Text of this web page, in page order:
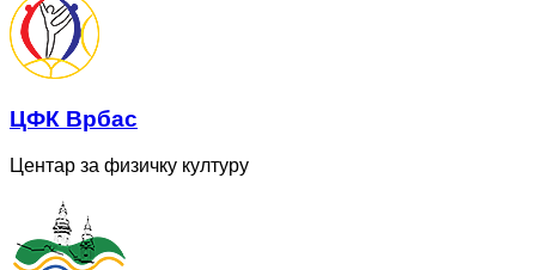
ЦФК Врбас
Центар за физичку културу